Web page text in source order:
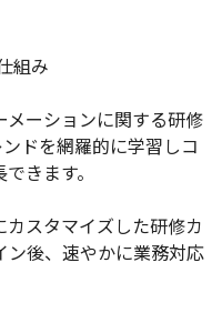
組み
ーションに関する研修
ドを網羅的に学習しコ
きます。
スタマイズした研修カ
ン後、速やかに業務対応